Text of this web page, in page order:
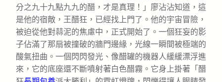
分之九十九點九九的醋，才是真理！」廖沾沾知道，這
是他的宿敵，王醋狂，已經找上門了。他的宇宙冒險，
被迫從他對蒜泥的焦慮中，正式開始了。一個狂妄的影
子佔滿了那扇被撞破的牆門邊緣，光線一瞬間被極端的
酸氣扭曲。一個閃閃發光、像醋罐的機器人緩緩漂浮進
來，它的底座還不斷噴射著白色醋霧。它身上掛著「醋